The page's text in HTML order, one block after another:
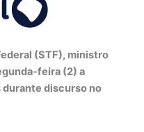
(STF), ministro
feira (2) a
durante discurso no